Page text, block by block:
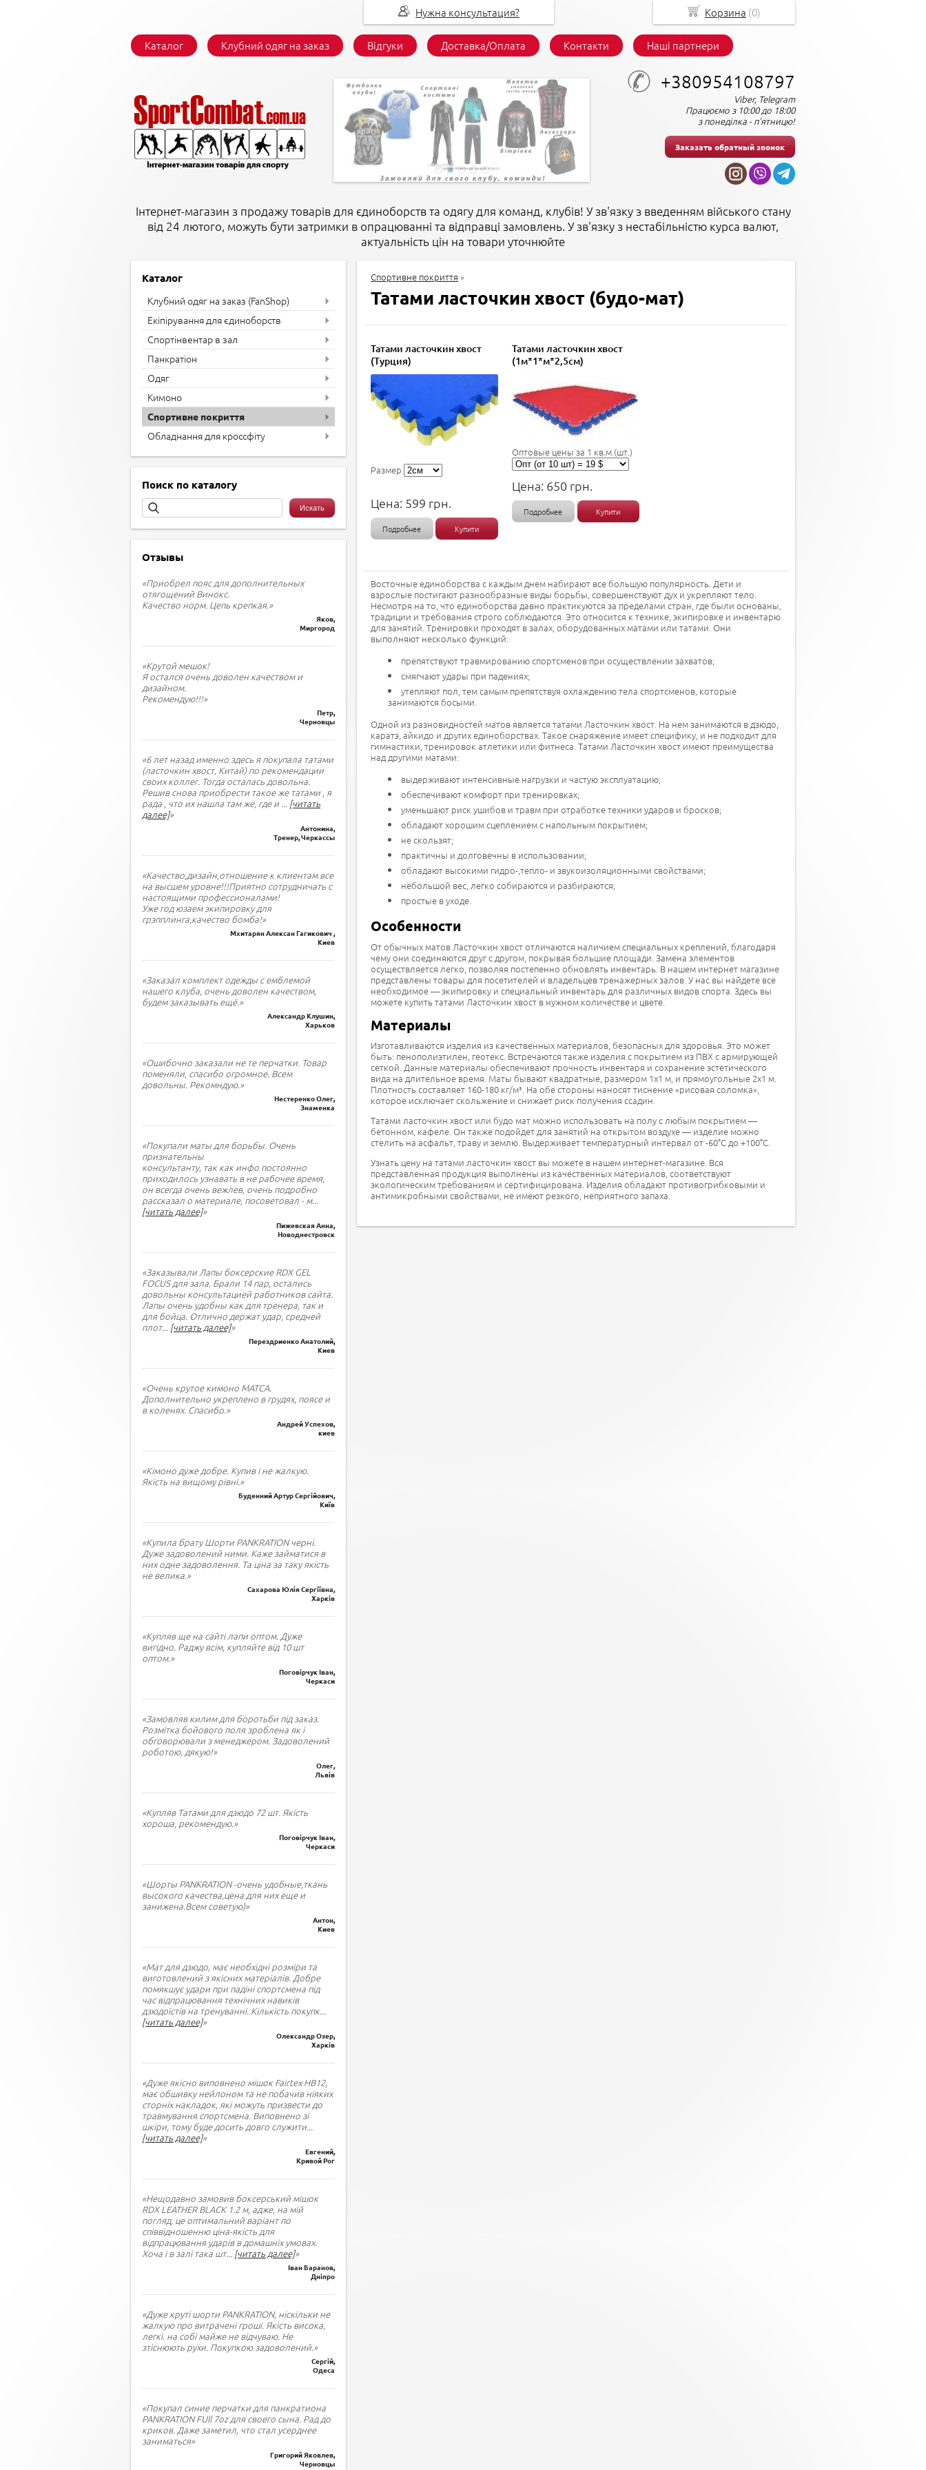
Каталог Клубний одяг на заказ Відгуки Доставка/Оплата Контакти Наші партнери
+380954108797
Viber, Telegram
Працюємо з 10:00 до 18:00
з понеділка - п'ятницю!
Заказать обратный звонок
Інтернет-магазин з продажу товарів для єдиноборств та одягу для команд, клубів! У зв'язку з введенням війського стану
від 24 лютого, можуть бути затримки в опрацюванні та відправці замовлень. У зв'язку з нестабільністю курса валют,
актуальність цін на товари уточнюйте
Каталог
Клубний одяг на заказ (FanShop)
Екіпірування для єдиноборств
Спортінвентар в зал
Панкратіон
Одяг
Кимоно
Спортивне покриття
Обладнання для кроссфіту
Поиск по каталогу
Отзывы
«Приобрел пояс для дополнительных
отягощений Винокс.
Качество норм. Цепь крепкая.»
Яков,
Миргород
«Крутой мешок!
Я остался очень доволен качеством и
дизайном.
Рекомендую!!!»
Петр,
Черновцы
«6 лет назад именно здесь я покупала татами
(ласточкин хвост, Китай) по рекомендации
своих коллег. Тогда осталась довольна.
Решив снова приобрести такое же татами , я
рада , что их нашла там же, где и ... [читать
далее]»
Антонина,
Тренер, Черкассы
«Качество,дизайн,отношение к клиентам все
на высшем уровне!!!Приятно сотрудничать с
настоящими профессионалами!
Уже год юзаем экипировку для
грэпплинга,качество бомба!»
Мхитарян Алексан Гагикович ,
Киев
«Заказал комплект одежды с емблемой
нашего клуба, очень доволен качеством,
будем заказывать ещё.»
Александр Клушин,
Харьков
«Ошибочно заказали не те перчатки. Товар
поменяли, спасибо огромное. Всем
довольны. Рекомндую.»
Нестеренко Олег,
Знаменка
«Покупали маты для борьбы. Очень
признательны
консультанту, так как инфо постоянно
приходилось узнавать в не рабочее время,
он всегда очень вежлев, очень подробно
рассказал о материале, посоветовал - м...
[читать далее]»
Пижевская Анна,
Новоднестровск
«Заказывали Лапы боксерские RDX GEL
FOCUS для зала. Брали 14 пар, остались
довольны консультацией работников сайта.
Лапы очень удобны как для тренера, так и
для бойца. Отлично держат удар, средней
плот... [читать далее]»
Перездриенко Анатолий,
Киев
«Очень крутое кимоно МАТСА.
Дополнительно укреплено в грудях, поясе и
в коленях. Спасибо.»
Андрей Успехов,
киев
«Кімоно дуже добре. Купив і не жалкую.
Якість на вищому рівні.»
Буденний Артур Сергійович,
Київ
«Купила брату Шорти PANKRATION черні.
Дуже задоволений ними. Каже займатися в
них одне задоволення. Та ціна за таку якість
не велика.»
Сахарова Юлія Сергіївна,
Харків
«Купляв ще на сайті лапи оптом. Дуже
вигідно. Раджу всім, купляйте від 10 шт
оптом.»
Поговірчук Іван,
Черкаси
«Замовляв килим для боротьби під заказ.
Розмітка бойового поля зроблена як і
обговорювали з менеджером. Задоволений
роботою, дякую!»
Олег,
Львів
«Купляв Татами для дзюдо 72 шт. Якість
хороша, рекомендую.»
Поговірчук Іван,
Черкаси
«Шорты PANKRATION -очень удобные,ткань
высокого качества,цена для них еще и
занижена.Всем советую)»
Антон,
Киев
«Мат для дзюдо, має необхідні розміри та
виготовлений з якісних матеріалів. Добре
помякшує удари при падіні спортсмена під
час відпрацювання технічних навиків
дзюдоїстів на тренуванні. Кількість покупк...
[читать далее]»
Олександр Озер,
Харків
«Дуже якісно виповнено мішок Fairtex HB12,
має обшивку нейлоном та не побачив ніяких
сторніх накладок, які можуть призвести до
травмування спортсмена. Виповнено зі
шкіри, тому буде досить довго служити...
[читать далее]»
Евгений,
Кривой Рог
«Нещодавно замовив боксерський мішок
RDX LEATHER BLACK 1.2 м, адже, на мій
погляд, це оптимальний варіант по
співвідношенню ціна-якість для
відпрацювання ударів в домашніх умовах.
Хоча і в залі така шт... [читать далее]»
Іван Баранов,
Дніпро
«Дуже круті шорти PANKRATION, ніскільки не
жалкую про витрачені гроші. Якість висока,
легкі. на собі майже не відчуваю. Не
зтіснюють рухи. Покупкою задоволений.»
Сергій,
Одеса
«Покупал синие перчатки для панкратиона
PANKRATION FUll 7oz для своего сына. Рад до
криков. Даже заметил, что стал усерднее
заниматься»
Григорий Яковлев,
Черновцы
Спортивне покриття »
Татами ласточкин хвост (будо-мат)
Татами ласточкин хвост
(Турция)
Размер
Цена: 599 грн.
Подробнее Купити
Татами ласточкин хвост
(1м*1*м*2,5см)
Оптовые цены за 1 кв.м.(шт.)
Цена: 650 грн.
Подробнее Купити
Восточные единоборства с каждым днем набирают все большую популярность. Дети и
взрослые постигают разнообразные виды борьбы, совершенствуют дух и укрепляют тело.
Несмотря на то, что единоборства давно практикуются за пределами стран, где были основаны,
традиции и требования строго соблюдаются. Это относится к технике, экипировке и инвентарю
для занятий. Тренировки проходят в залах, оборудованных матами или татами. Они
выполняют несколько функций:
препятствуют травмированию спортсменов при осуществлении захватов;
смягчают удары при падениях;
утепляют пол, тем самым препятствуя охлаждению тела спортсменов, которые
занимаются босыми.
Одной из разновидностей матов является татами Ласточкин хвост. На нем занимаются в дзюдо,
каратэ, айкидо и других единоборствах. Такое снаряжение имеет специфику, и не подходит для
гимнастики, тренировок атлетики или фитнеса. Татами Ласточкин хвост имеют преимущества
над другими матами:
выдерживают интенсивные нагрузки и частую эксплуатацию;
обеспечивают комфорт при тренировках;
уменьшают риск ушибов и травм при отработке техники ударов и бросков;
обладают хорошим сцеплением с напольным покрытием;
не скользят;
практичны и долговечны в использовании;
обладают высокими гидро-,тепло- и звукоизоляционными свойствами;
небольшой вес, легко собираются и разбираются;
простые в уходе.
Особенности
От обычных матов Ласточкин хвост отличаются наличием специальных креплений, благодаря
чему они соединяются друг с другом, покрывая большие площади. Замена элементов
осуществляется легко, позволяя постепенно обновлять инвентарь. В нашем интернет магазине
представлены товары для посетителей и владельцев тренажерных залов. У нас вы найдете все
необходимое — экипировку и специальный инвентарь для различных видов спорта. Здесь вы
можете купить татами Ласточкин хвост в нужном количестве и цвете.
Материалы
Изготавливаются изделия из качественных материалов, безопасных для здоровья. Это может
быть: пенополиэтилен, геотекс. Встречаются также изделия с покрытием из ПВХ с армирующей
сеткой. Данные материалы обеспечивают прочность инвентаря и сохранение эстетического
вида на длительное время. Маты бывают квадратные, размером 1х1 м, и прямоугольные 2х1 м.
Плотность составляет 160-180 кг/м³. На обе стороны наносят тиснение «рисовая соломка»,
которое исключает скольжение и снижает риск получения ссадин.
Татами ласточкин хвост или будо мат можно использовать на полу с любым покрытием —
бетонном, кафеле. Он также подойдет для занятий на открытом воздухе — изделие можно
стелить на асфальт, траву и землю. Выдерживает температурный интервал от -60°С до +100°С.
Узнать цену на татами ласточкин хвост вы можете в нашем интернет-магазине. Вся
представленная продукция выполнены из качественных материалов, соответствуют
экологическим требованиям и сертифицирована. Изделия обладают противогрибковыми и
антимикробными свойствами, не имеют резкого, неприятного запаха.
Нужна консультация? Корзина (0)